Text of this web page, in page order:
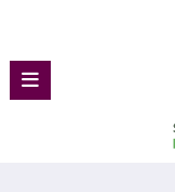
conteúdo